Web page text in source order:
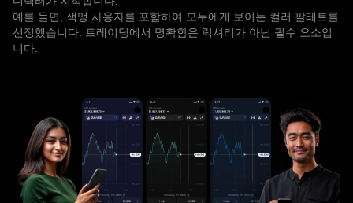
예를 들면, 색맹 사용자를 포함하여 모두에게 보이는 컬러 팔레트를
선정했습니다. 트레이딩에서 명확함은 럭셔리가 아닌 필수 요소입
니다.